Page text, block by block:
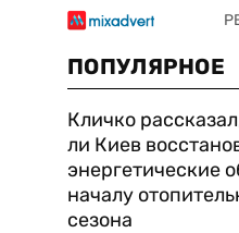
ПОПУЛЯРНОЕ
Кличко
ли Киев
энергетические
началу
сезона